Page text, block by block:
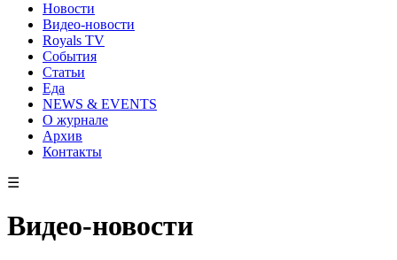
Новости
Видео-новости
Royals TV
События
Статьи
Еда
NEWS & EVENTS
О журнале
Архив
Контакты
☰
Видео-новости